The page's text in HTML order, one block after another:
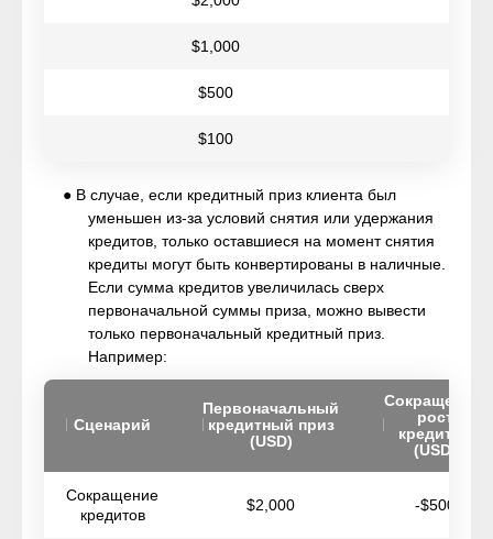
$1,000
$500
$100
● В случае, если кредитный приз клиента был
уменьшен из-за условий снятия или удержания
кредитов, только оставшиеся на момент снятия
кредиты могут быть конвертированы в наличные.
Если сумма кредитов увеличилась сверх
первоначальной суммы приза, можно вывести
только первоначальный кредитный приз.
Например:
Сценарий
Первоначальный
кредитный приз
(USD)
Сокращение/
рост
кредитов
(USD)
Сокращение
кредитов
$2,000 -$500